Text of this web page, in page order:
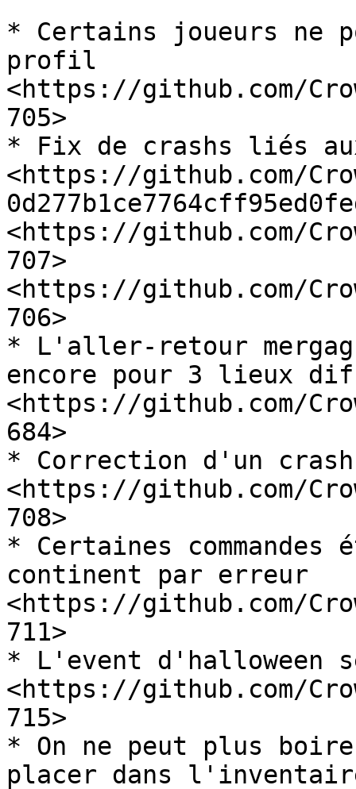
* Certains joueurs ne
profil
<https://github.com/
705>
* Fix de crashs liés
<https://github.com/
<https://github.com/
707>
<https://github.com/
706>
* L'aller-retour
encore pour 3 lieux
<https://github.com/
684>
* Correction d'un
<https://github.com/
708>
* Certaines
continent par erreur
<https://github.com/
711>
* L'event d'halloween
<https://github.com/
715>
* On ne peut plus
placer dans